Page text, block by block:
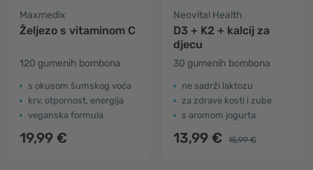
Maxmedix
Željezo s vitaminom C
120 gumenih bombona
s okusom šumskog voća
krv, otpornost, energija
veganska formula
19,99 €
Neovital Health
D3 + K2 + kalcij za
djecu
30 gumenih bombona
ne sadrži laktozu
za zdrave kosti i zube
s aromom jogurta
13,99 € 15,99 €